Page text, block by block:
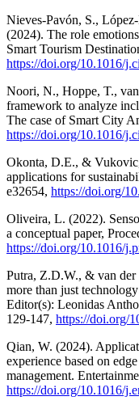
Nieves-Pavón, S.,
(2024). The role
Smart Tourism
https://doi.org/10.1016/
Noori, N., Hoppe, T.,
framework to analyze
The case of Smart City
https://doi.org/10.1016/
Okonta, D.E., &
applications for
e32654, https://doi.org/
Oliveira, L. (2022).
a conceptual paper,
https://doi.org/10.1016/
Putra, Z.D.W., & van der
more than just
Editor(s): Leonidas
129-147, https://doi.org/
Qian, W. (2024).
experience based on
management.
https://doi.org/10.1016/